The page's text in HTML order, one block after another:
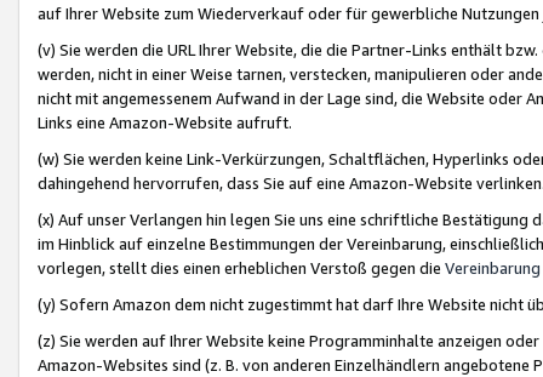
auf Ihrer Website zum Wiederverkauf oder für gewerbliche
(v) Sie werden die URL Ihrer Website, die die Partner-Links enthält
werden, nicht in einer Weise tarnen, verstecken, manipulieren oder
nicht mit angemessenem Aufwand in der Lage sind, die Website oder
Links eine Amazon-Website aufruft.
(w) Sie werden keine Link-Verkürzungen, Schaltflächen, Hyperlinks
dahingehend hervorrufen, dass Sie auf eine Amazon-Website
(x) Auf unser Verlangen hin legen Sie uns eine schriftliche
im Hinblick auf einzelne Bestimmungen der Vereinbarung,
vorlegen, stellt dies einen erheblichen Verstoß gegen die Vereinbarung
(y) Sofern Amazon dem nicht zugestimmt hat darf Ihre Website nicht
(z) Sie werden auf Ihrer Website keine Programminhalte anzeigen
Amazon-Websites sind (z. B. von anderen Einzelhändlern